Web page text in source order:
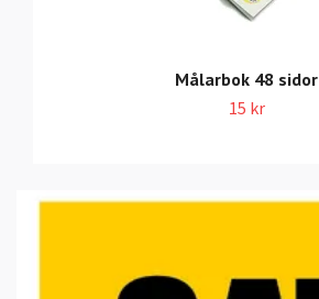
Målarbok 48 sidor
15 kr